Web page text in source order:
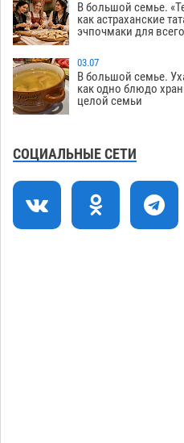
09:54
Астраханский детский
помогла многодетному
09:13
В Астрахани купеческий
новой крышей за
миллионов
08:29
Астраханские спасатели
причину пожара, в котором
месячный малыш
07:38
Арендатор заплатит
порчу солью астраханских
В большой семье.
как астраханские
эчпочмаки для
03.07
В большой семье.
как одно блюдо
целой семьи
СОЦИАЛЬНЫЕ СЕТИ